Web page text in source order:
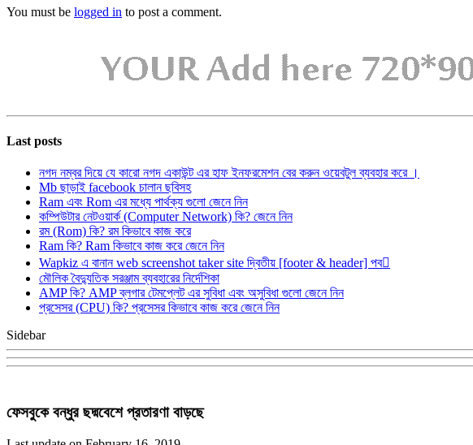
You must be logged in to post a comment.
Last posts
নগদ নম্বর দিয়ে যে কারো নগদ একাউন্ট এর হাফ ইনফরমেশন বের করুন ওয়েবটুল ব্যবহার করে ।
Mb ছাড়াই facebook চালান ছবিসহ
Ram এবং Rom এর মধ্যে পার্থক্য গুলো জেনে নিন
কম্পিউটার নেটওয়ার্ক (Computer Network) কি? জেনে নিন
রম (Rom) কি? রম কিভাবে কাজ করে
Ram কি? Ram কিভাবে কাজ করে জেনে নিন
Wapkiz এ বানান web screenshot taker site দ্বিতীয় [footer & header] পব
মৌলিক বৈদ্যুতিক সরঞ্জাম ব্যবহারের নির্দেশিকা
AMP কি? AMP ব্লগার টেমপ্লেট এর সুবিধা এবং অসুবিধা গুলো জেনে নিন
প্রসেসর (CPU) কি? প্রসেসর কিভাবে কাজ করে জেনে নিন
Sidebar
ফেসবুকে বন্ধুর ছদ্মবেশে প্রতারণা বাড়ছে